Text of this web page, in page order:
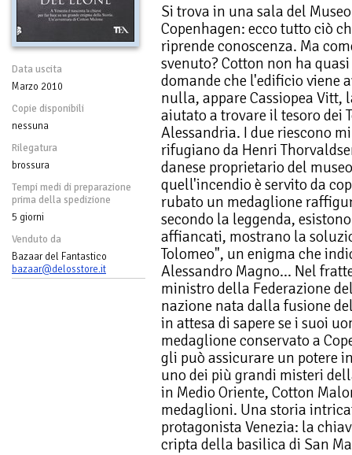
Data uscita
Marzo 2010
Copie disponibili
nessuna
Rilegatura
brossura
Tempi medi di preparazione
prima della spedizione
5 giorni
Venduto da
Bazaar del Fantastico
bazaar@delosstore.it
Si trova in una sala del
Copenhagen: ecco tutto ciò
riprende conoscenza. Ma
svenuto? Cotton non ha
domande che l'edificio viene
nulla, appare Cassiopea Vitt,
aiutato a trovare il tesoro dei
Alessandria. I due riescono
rifugiano da Henri
danese proprietario del
quell'incendio è servito da
rubato un medaglione
secondo la leggenda,
affiancati, mostrano la
Tolomeo", un enigma che
Alessandro Magno... Nel
ministro della Federazione
nazione nata dalla fusione
in attesa di sapere se i suoi
medaglione conservato a
gli può assicurare un potere
uno dei più grandi misteri
in Medio Oriente, Cotton
medaglioni. Una storia
protagonista Venezia: la
cripta della basilica di San